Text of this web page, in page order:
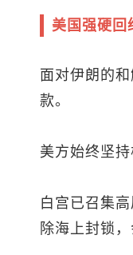
美国强硬回
面对伊朗的
款。
美方始终坚
白宫已召集
除海上封锁